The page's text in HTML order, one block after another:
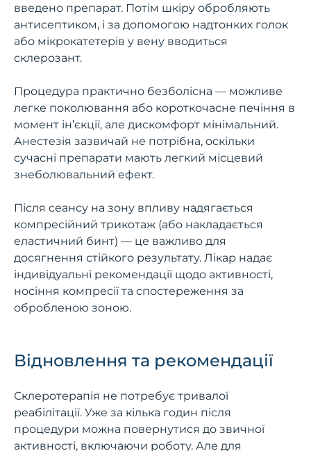
введено препарат. Потім шкіру обробляють
антисептиком, і за допомогою надтонких голок
або мікрокатетерів у вену вводиться
склерозант.
Процедура практично безболісна — можливе
легке поколювання або короткочасне печіння в
момент ін’єкції, але дискомфорт мінімальний.
Анестезія зазвичай не потрібна, оскільки
сучасні препарати мають легкий місцевий
знеболювальний ефект.
Після сеансу на зону впливу надягається
компресійний трикотаж (або накладається
еластичний бинт) — це важливо для
досягнення стійкого результату. Лікар надає
індивідуальні рекомендації щодо активності,
носіння компресії та спостереження за
обробленою зоною.
Відновлення та рекомендації
Склеротерапія не потребує тривалої
реабілітації. Уже за кілька годин після
процедури можна повернутися до звичної
активності, включаючи роботу. Але для